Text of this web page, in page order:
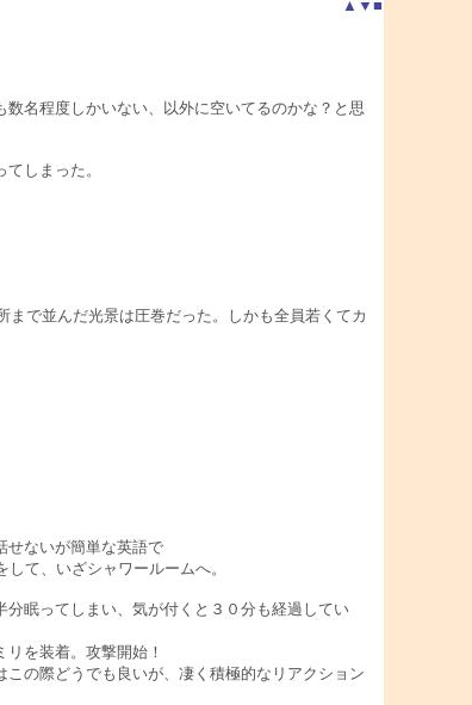
▲ ▼ ■
名程度しかいない、以外に空いてるのかな？と思
しまった。
で並んだ光景は圧巻だった。しかも全員若くてカ
せないが簡単な英語で
て、いざシャワールームへ。
眠ってしまい、気が付くと３０分も経過してい
を装着。攻撃開始！
の際どうでも良いが、凄く積極的なリアクション